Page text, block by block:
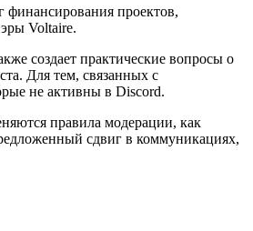
финансирования проектов,
Voltaire.
создает практические вопросы о
Для тем, связанных с
не активны в Discord.
правила модерации, как
сдвиг в коммуникациях,